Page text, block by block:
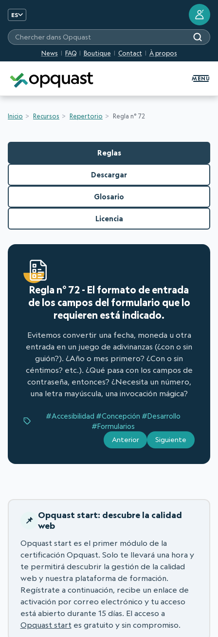
ES
News FAQ Boutique Contact À propos
Chercher dans Opquast
?
MENU
Inicio Recursos Repertorio Regla n° 72
Reglas
Descargar
Glosario
Licencia
Regla n° 72 - El formato de entrada
de los campos del formulario que lo
requieren está indicado.
Evitemos convertir una fecha, moneda u otra
entrada en un juego de adivinanzas (¿con o sin
guión?). ¿Año o mes primero? ¿Con o sin
céntimos? etc.). ¿Qué pasa con los campos de
contraseña, entonces? ¿Necesita un número,
una letra mayúscula, una invocación mágica?
#Accesibilidad #Concepción #Desarrollo
#Formularios
Anterior Siguiente
Opquast start: descubre la calidad
web
Opquast start es el primer módulo de la
certificación Opquast. Solo te llevará una hora y
te permitirá descubrir la gestión de la calidad
web y nuestra plataforma de formación.
Regístrate a continuación, recibe un enlace de
activación por correo electrónico y tu acceso
está abierto durante 15 días. El acceso a
Opquast startes gratuito y sin compromiso.